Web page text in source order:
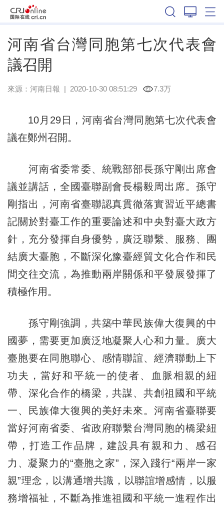
河南省台灣同胞第七次代表會
議召開
來源： 河南日報 | 2020-10-30 08:51:29 7.3万
10月29日，河南省台灣同胞第七次代表會
議在鄭州召開。
河南省委常委、統戰部部長孫守剛出席會
議並講話，全國臺聯副會長楊毅周出席。孫守
剛指出，河南省臺聯認真貫徹落實習近平總書
記關於對臺工作的重要論述和中央對臺大政方
針，充分發揮自身優勢，廣泛聯繫、服務、團
結廣大臺胞，不斷深化豫臺經貿文化合作和民
間交往交流，為推動兩岸關係和平發展發揮了
積極作用。
孫守剛強調，共築中華民族偉大復興的中
國夢，需要更加廣泛地凝聚人心和力量。廣大
臺胞要在同胞聯心、感情聯誼、經濟聯動上下
功夫，當好和平統一的使者、血脈相親的紐
帶、深化合作的橋梁，共謀、共創祖國和平統
一、民族偉大復興的美好未來。河南省臺聯要
當好河南省委、省政府聯繫台灣同胞的橋梁紐
帶，打造工作品牌，建設具有親和力、感召
力、凝聚力的“臺胞之家”，深入踐行“兩岸一家
親”理念，以溝通增共識，以聯誼增感情，以服
務增福祉，不斷為推進祖國和平統一進程作出